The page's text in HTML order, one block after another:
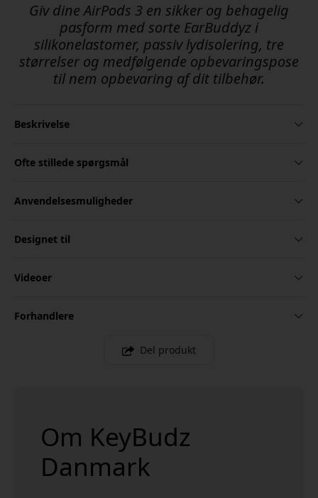
Giv dine AirPods 3 en sikker og behagelig
pasform med sorte EarBuddyz i
silikonelastomer, passiv lydisolering, tre
størrelser og medfølgende opbevaringspose
til nem opbevaring af dit tilbehør.
Beskrivelse
Ofte stillede spørgsmål
Anvendelsesmuligheder
Designet til
Videoer
Forhandlere
Del produkt
Om KeyBudz
Danmark